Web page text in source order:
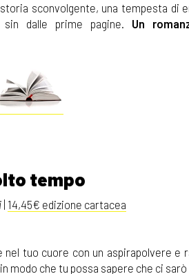
storia sconvolgente, una tempesta
dalle prime pagine. Un
tempo
| 14,45€ edizione cartacea
tuo cuore con un aspirapolvere
modo che tu possa sapere che ci